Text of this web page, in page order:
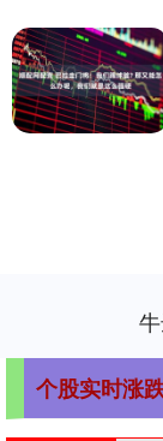
个股实时涨